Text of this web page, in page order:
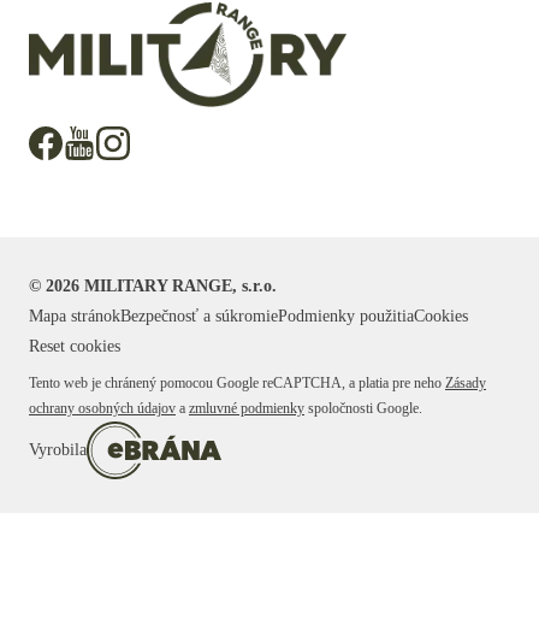
© 2026 MILITARY RANGE, s.r.o.
Mapa stránokBezpečnosť a súkromiePodmienky použitiaCookies
Reset cookies
Tento web je chránený pomocou Google reCAPTCHA, a platia pre neho Zásady
ochrany osobných údajov a zmluvné podmienky spoločnosti Google.
Vyrobila